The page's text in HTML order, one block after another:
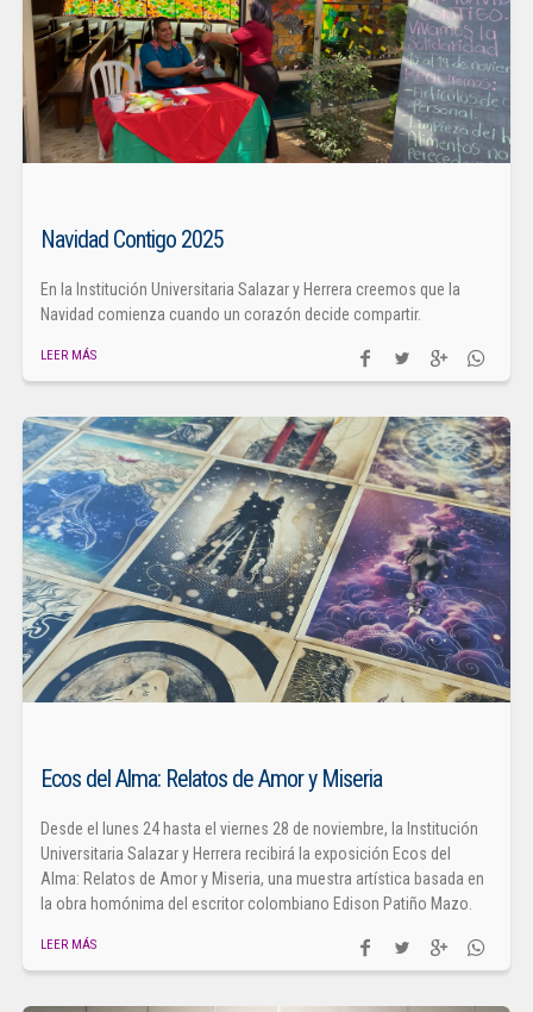
Navidad Contigo 2025
En la Institución Universitaria Salazar y Herrera creemos que la
Navidad comienza cuando un corazón decide compartir.
LEER MÁS
Ecos del Alma: Relatos de Amor y Miseria
Desde el lunes 24 hasta el viernes 28 de noviembre, la Institución
Universitaria Salazar y Herrera recibirá la exposición Ecos del
Alma: Relatos de Amor y Miseria, una muestra artística basada en
la obra homónima del escritor colombiano Edison Patiño Mazo.
LEER MÁS